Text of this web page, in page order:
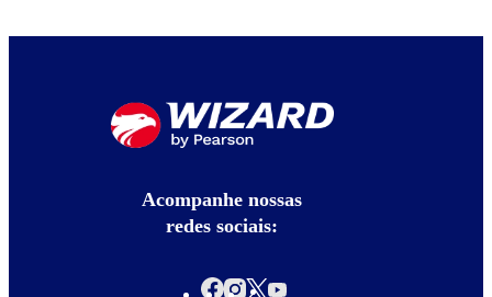
Acompanhe nossas
redes sociais: